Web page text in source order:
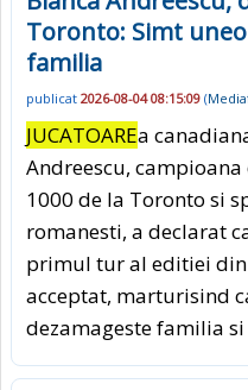
Toronto: Simt
familia
publicat 2026-08-04 08:15:09 (
JUCATOAREa
Andreescu,
1000 de la Toronto si
romanesti, a declarat
primul tur al editiei din
acceptat, marturisind
dezamageste familia si